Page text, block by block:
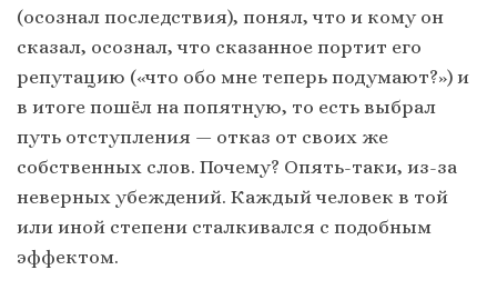
(осознал последствия), понял, что и кому он
сказал, осознал, что сказанное портит его
репутацию («что обо мне теперь подумают?») и
в итоге пошёл на попятную, то есть выбрал
путь отступления — отказ от своих же
собственных слов. Почему? Опять-таки, из-за
неверных убеждений. Каждый человек в той
или иной степени сталкивался с подобным
эффектом.